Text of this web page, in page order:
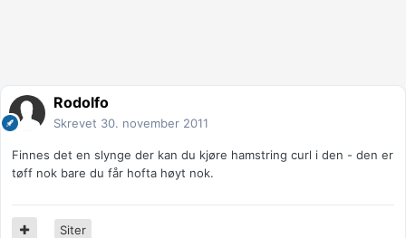
Rodolfo
Skrevet 30. november 2011
Finnes det en slynge der kan du kjøre hamstring curl i den - den er
tøff nok bare du får hofta høyt nok.
Siter